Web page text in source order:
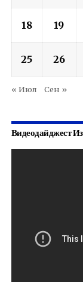
18 19
25 26
« Июл Сен »
Видеодайджест